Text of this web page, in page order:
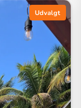
Udvalgt